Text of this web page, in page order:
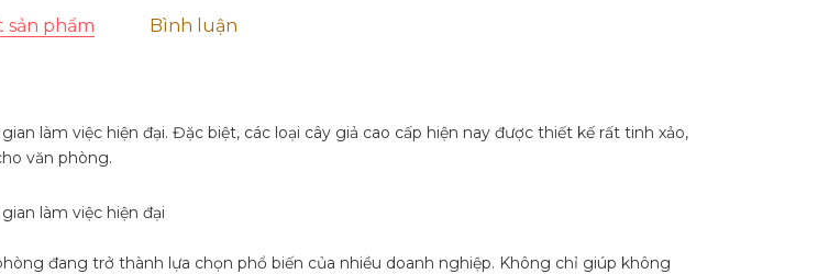
sản phẩm Bình luận
làm việc hiện đại. Đặc biệt, các loại cây giả cao cấp hiện nay được thiết kế rất tinh xảo,
văn phòng.
làm việc hiện đại
đang trở thành lựa chọn phổ biến của nhiều doanh nghiệp. Không chỉ giúp không